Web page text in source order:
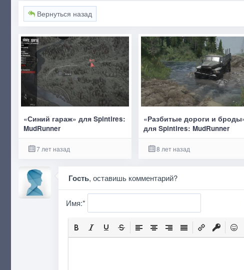
Вернуться назад
«Синий гараж» для Spintires:
MudRunner
7 лет назад
«Разбитые дороги и
для Spintires: MudRunner
8 лет назад
Гость, оставишь комментарий?
Имя:*